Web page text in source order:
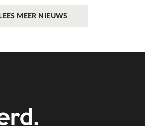
LEES MEER NIEUWS